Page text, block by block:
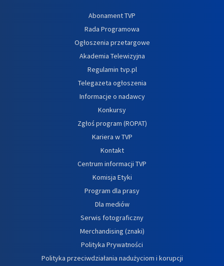
Abonament TVP
Rada Programowa
Ogłoszenia przetargowe
Akademia Telewizyjna
Regulamin tvp.pl
Telegazeta ogłoszenia
Informacje o nadawcy
Konkursy
Zgłoś program (ROPAT)
Kariera w TVP
Kontakt
Centrum informacji TVP
Komisja Etyki
Program dla prasy
Dla mediów
Serwis fotograficzny
Merchandising (znaki)
Polityka Prywatności
Polityka przeciwdziałania nadużyciom i korupcji